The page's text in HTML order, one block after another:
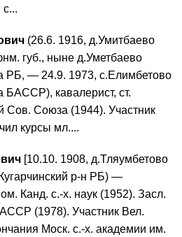
(26.6. 1916, д.Умитбаево
губ., ныне д.Уметбаево
РБ, — 24.9. 1973, с.Елимбетово
БАССР), кавалерист, ст.
Сов. Союза (1944). Участник
курсы мл....
[10.10. 1908, д.Тляумбетово
р-н РБ) —
Канд. с.-х. наук (1952). Засл.
(1978). Участник Вел.
Моск. с.-х. академии им.